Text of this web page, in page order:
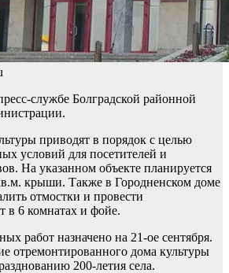
службе Болградской районной
приводят в порядок с целью
условий для посетителей и
На указанном объекте планируется
крыши. Также в Городненском доме
отмостки и провести
в 6 комнатах и фойе.
работ назначено на 21-ое сентября.
отремонтированного дома культуры
200-летия села.